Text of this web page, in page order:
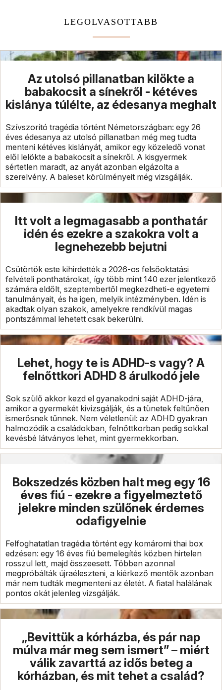
LEGOLVASOTTABB
Az utolsó pillanatban kilökte a
babakocsit a sínekről - kétéves
kislánya túlélte, az édesanya meghalt
Szívszorító tragédia történt Németországban: egy 26
éves édesanya az utolsó pillanatban még meg tudta
menteni kétéves kislányát, amikor egy közeledő vonat
elől lelökte a babakocsit a sínekről. A kisgyermek
sértetlen maradt, az anyát azonban elgázolta a
szerelvény. A baleset körülményeit még vizsgálják.
Itt volt a legmagasabb a ponthatár
idén és ezekre a szakokra volt a
legnehezebb bejutni
Csütörtök este kihirdették a 2026-os felsőoktatási
felvételi ponthatárokat, így több mint 140 ezer jelentkező
számára eldőlt, szeptembertől megkezdheti-e egyetemi
tanulmányait, és ha igen, melyik intézményben. Idén is
akadtak olyan szakok, amelyekre rendkívül magas
pontszámmal lehetett csak bekerülni.
Lehet, hogy te is ADHD-s vagy? A
felnőttkori ADHD 8 árulkodó jele
Sok szülő akkor kezd el gyanakodni saját ADHD-jára,
amikor a gyermekét kivizsgálják, és a tünetek feltűnően
ismerősnek tűnnek. Nem véletlenül: az ADHD gyakran
halmozódik a családokban, felnőttkorban pedig sokkal
kevésbé látványos lehet, mint gyermekkorban.
Bokszedzés közben halt meg egy 16
éves fiú - ezekre a figyelmeztető
jelekre minden szülőnek érdemes
odafigyelnie
Felfoghatatlan tragédia történt egy komáromi thai box
edzésen: egy 16 éves fiú bemelegítés közben hirtelen
rosszul lett, majd összeesett. Többen azonnal
megpróbálták újraéleszteni, a kiérkező mentők azonban
már nem tudták megmenteni az életét. A fiatal halálának
pontos okát jelenleg vizsgálják.
„Bevittük a kórházba, és pár nap
múlva már meg sem ismert” – miért
válik zavarttá az idős beteg a
kórházban, és mit tehet a család?